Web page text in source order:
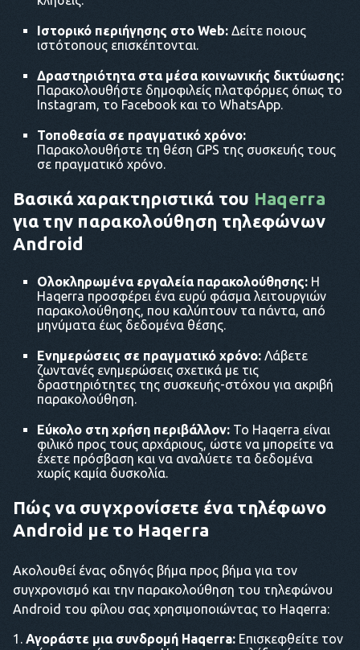
Ιστορικό περιήγησης στο Web: Δείτε ποιους
ιστότοπους επισκέπτονται.
Δραστηριότητα στα μέσα κοινωνικής δικτύωσης:
Παρακολουθήστε δημοφιλείς πλατφόρμες όπως το
Instagram, το Facebook και το WhatsApp.
Τοποθεσία σε πραγματικό χρόνο:
Παρακολουθήστε τη θέση GPS της συσκευής τους
σε πραγματικό χρόνο.
Βασικά χαρακτηριστικά του Haqerra
για την παρακολούθηση τηλεφώνων
Android
Ολοκληρωμένα εργαλεία παρακολούθησης: Η
Haqerra προσφέρει ένα ευρύ φάσμα λειτουργιών
παρακολούθησης, που καλύπτουν τα πάντα, από
μηνύματα έως δεδομένα θέσης.
Ενημερώσεις σε πραγματικό χρόνο: Λάβετε
ζωντανές ενημερώσεις σχετικά με τις
δραστηριότητες της συσκευής-στόχου για ακριβή
παρακολούθηση.
Εύκολο στη χρήση περιβάλλον: Το Haqerra είναι
φιλικό προς τους αρχάριους, ώστε να μπορείτε να
έχετε πρόσβαση και να αναλύετε τα δεδομένα
χωρίς καμία δυσκολία.
Πώς να συγχρονίσετε ένα τηλέφωνο
Android με το Haqerra
Ακολουθεί ένας οδηγός βήμα προς βήμα για τον
συγχρονισμό και την παρακολούθηση του τηλεφώνου
Android του φίλου σας χρησιμοποιώντας το Haqerra:
Αγοράστε μια συνδρομή Haqerra: Επισκεφθείτε τον